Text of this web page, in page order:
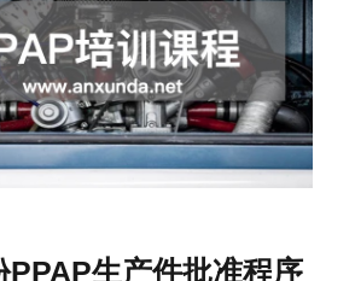
PPAP生产件批准程序